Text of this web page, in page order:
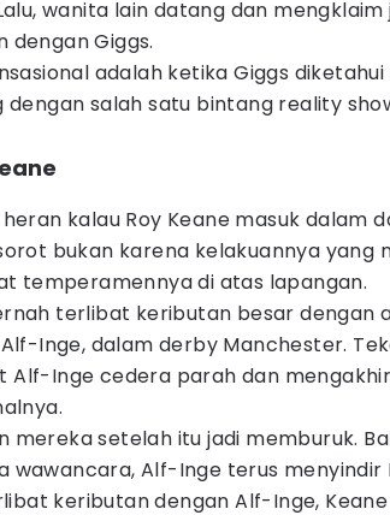
wanita lain datang dan mengklaim
dengan Giggs.
adalah ketika Giggs
salah satu bintang reality
heran kalau Roy Keane masuk dalam
bukan karena kelakuannya yang
temperamennya di atas lapangan.
terlibat keributan besar dengan
Inge, dalam derby Manchester.
Alf-Inge cedera parah dan
mereka setelah itu jadi memburuk.
wawancara, Alf-Inge terus menyindir
keributan dengan Alf-Inge,